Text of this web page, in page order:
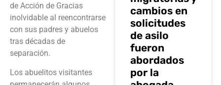
de Acción de Gracias
inolvidable al reencontrarse
con sus padres y abuelos
tras décadas de
separación.
Los abuelitos visitantes
cambios en
solicitudes
de asilo
fueron
abordados
por la